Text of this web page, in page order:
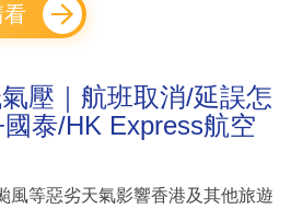
看
壓｜航班取消/延誤怎
泰/HK Express航空
風等惡劣天氣影響香港及其他旅遊